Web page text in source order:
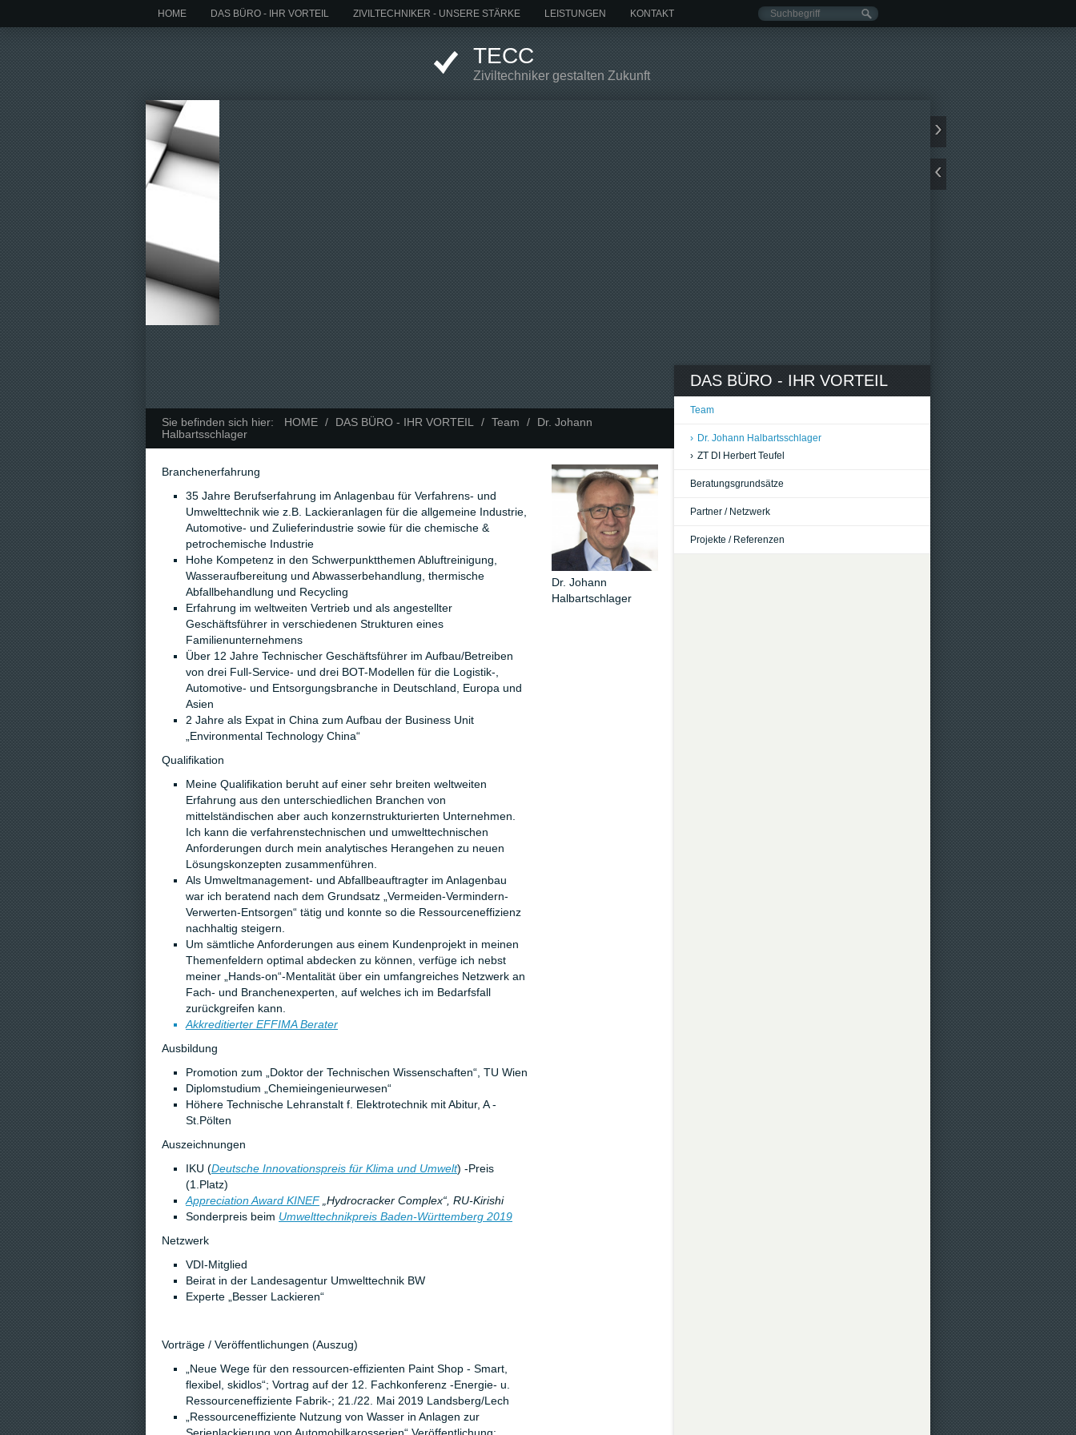
HOME DAS BÜRO - IHR VORTEIL ZIVILTECHNIKER - UNSERE STÄRKE LEISTUNGEN KONTAKT
TECC
Ziviltechniker gestalten Zukunft
Sie befinden sich hier: HOME / DAS BÜRO - IHR VORTEIL / Team /
Dr. Johann
Halbartsschlager
Branchenerfahrung
35 Jahre Berufserfahrung im Anlagenbau für Verfahrens- und
Umwelttechnik wie z.B. Lackieranlagen für die allgemeine Industrie,
Automotive- und Zulieferindustrie sowie für die chemische &
petrochemische Industrie
Hohe Kompetenz in den Schwerpunktthemen Abluftreinigung,
Wasseraufbereitung und Abwasserbehandlung, thermische
Abfallbehandlung und Recycling
Erfahrung im weltweiten Vertrieb und als angestellter
Geschäftsführer in verschiedenen Strukturen eines
Familienunternehmens
Über 12 Jahre Technischer Geschäftsführer im Aufbau/Betreiben
von drei Full-Service- und drei BOT-Modellen für die Logistik-,
Automotive- und Entsorgungsbranche in Deutschland, Europa und
Asien
2 Jahre als Expat in China zum Aufbau der Business Unit
„Environmental Technology China“
Qualifikation
Meine Qualifikation beruht auf einer sehr breiten weltweiten
Erfahrung aus den unterschiedlichen Branchen von
mittelständischen aber auch konzernstrukturierten Unternehmen.
Ich kann die verfahrenstechnischen und umwelttechnischen
Anforderungen durch mein analytisches Herangehen zu neuen
Lösungskonzepten zusammenführen.
Als Umweltmanagement- und Abfallbeauftragter im Anlagenbau
war ich beratend nach dem Grundsatz „Vermeiden-Vermindern-
Verwerten-Entsorgen“ tätig und konnte so die Ressourceneffizienz
nachhaltig steigern.
Um sämtliche Anforderungen aus einem Kundenprojekt in meinen
Themenfeldern optimal abdecken zu können, verfüge ich nebst
meiner „Hands-on“-Mentalität über ein umfangreiches Netzwerk an
Fach- und Branchenexperten, auf welches ich im Bedarfsfall
zurückgreifen kann.
Akkreditierter EFFIMA Berater
Ausbildung
Promotion zum „Doktor der Technischen Wissenschaften“, TU Wien
Diplomstudium „Chemieingenieurwesen“
Höhere Technische Lehranstalt f. Elektrotechnik mit Abitur, A -
St.Pölten
Auszeichnungen
IKU (Deutsche Innovationspreis für Klima und Umwelt) -Preis
(1.Platz)
Appreciation Award KINEF„Hydrocracker Complex“, RU-Kirishi
Sonderpreis beim Umwelttechnikpreis Baden-Württemberg 2019
Netzwerk
VDI-Mitglied
Beirat in der Landesagentur Umwelttechnik BW
Experte „Besser Lackieren“
Vorträge / Veröffentlichungen (Auszug)
„Neue Wege für den ressourcen-effizienten Paint Shop - Smart,
flexibel, skidlos“; Vortrag auf der 12. Fachkonferenz -Energie- u.
Ressourceneffiziente Fabrik-; 21./22. Mai 2019 Landsberg/Lech
„Ressourceneffiziente Nutzung von Wasser in Anlagen zur
Dr. Johann
Halbartschlager
DAS BÜRO - IHR VORTEIL
Team
› Dr. Johann Halbartsschlager
› ZT DI Herbert Teufel
Beratungsgrundsätze
Partner / Netzwerk
Projekte / Referenzen